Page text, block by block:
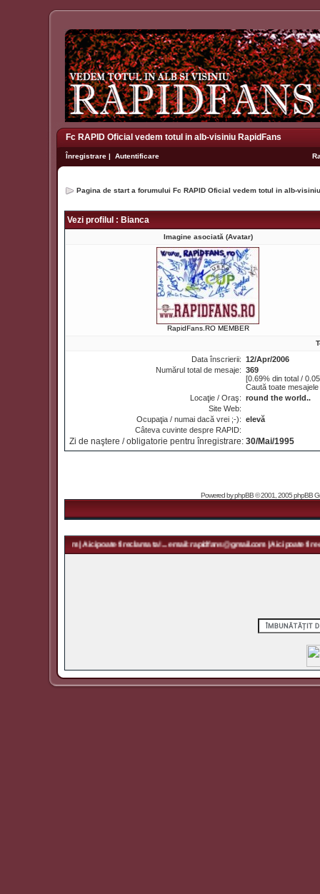
Fc RAPID Oficial vedem totul in alb-visiniu RapidFans
Înregistrare | Autentificare
Pagina de start a forumului Fc RAPID Oficial vedem totul in alb-
Vezi profilul : Bianca
Imagine asociată (Avatar)
RapidFans.RO MEMBER
Data înscrierii: 12/Apr/2006
Numărul total de mesaje: 369
[0.69% din total /
Caută toate
Locaţie / Oraş: round the world..
Site Web:
Ocupaţia / numai dacă vrei ;-): elevă
Câteva cuvinte despre RAPID:
Zi de naştere / obligatorie pentru înregistrare: 30/Mai/1995
Powered byphpBB© 2001, 2005 phpBB
| Aici poate fi reclama ta! ... email: rapidfans@gmail.com | Aici poate fi